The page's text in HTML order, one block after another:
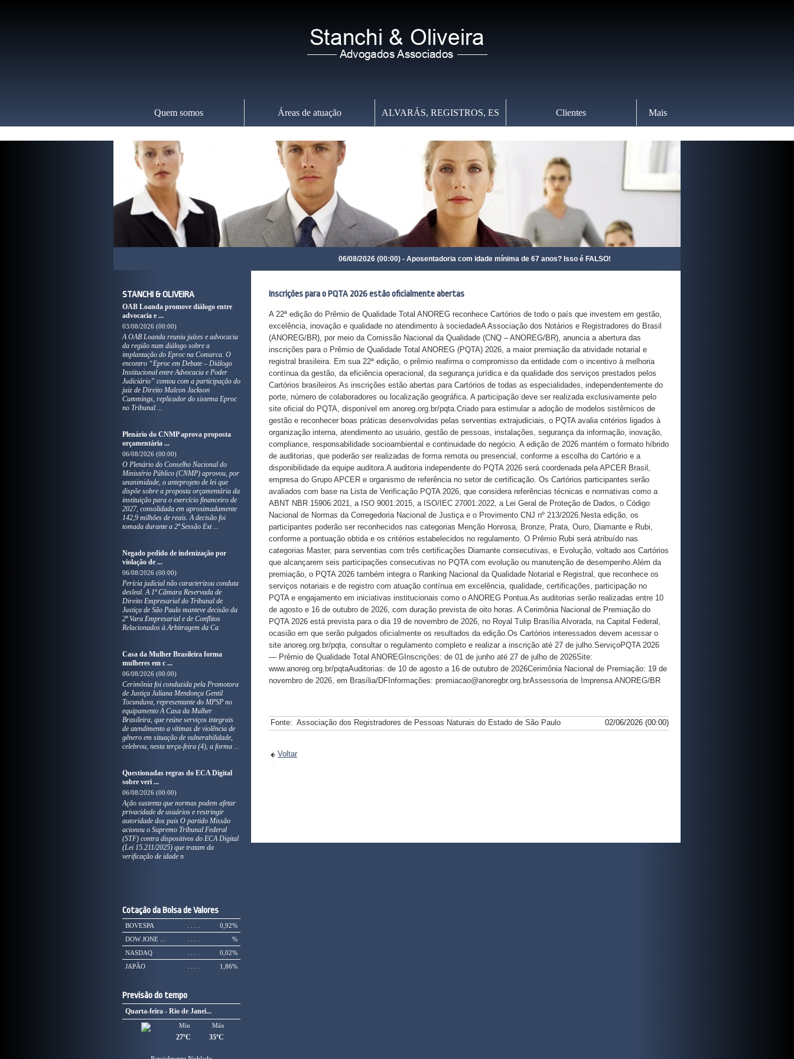
Quem somos Áreas de atuação ALVARÁS, REGISTROS, ES Clientes Mais
06/08/2026 (00:00) - Aposentadoria com idade mínima de 67 anos? Isso é FALSO!
STANCHI & OLIVEIRA
OAB Loanda promove diálogo entre
advocacia e ...
03/08/2026 (00:00)
A OAB Loanda reuniu juízes e advocacia
da região num diálogo sobre a
implantação do Eproc na Comarca. O
encontro “Eproc em Debate – Diálogo
Institucional entre Advocacia e Poder
Judiciário” contou com a participação do
juiz de Direito Malcon Jackson
Cummings, replicador do sistema Eproc
no Tribunal ...
Plenário do CNMP aprova proposta
orçamentária ...
06/08/2026 (00:00)
O Plenário do Conselho Nacional do
Ministério Público (CNMP) aprovou, por
unanimidade, o anteprojeto de lei que
dispõe sobre a proposta orçamentária da
instituição para o exercício financeiro de
2027, consolidada em aproximadamente
142,9 milhões de reais. A decisão foi
tomada durante a 2ª Sessão Ext ...
Negado pedido de indenização por
violação de ...
06/08/2026 (00:00)
Perícia judicial não caracterizou conduta
desleal. A 1ª Câmara Reservada de
Direito Empresarial do Tribunal de
Justiça de São Paulo manteve decisão da
2ª Vara Empresarial e de Conflitos
Relacionados à Arbitragem da Ca
Casa da Mulher Brasileira forma
mulheres em c ...
06/08/2026 (00:00)
Cerimônia foi conduzida pela Promotora
de Justiça Juliana Mendonça Gentil
Tocunduva, representante do MPSP no
equipamento A Casa da Mulher
Brasileira, que reúne serviços integrais
de atendimento a vítimas de violência de
gênero em situação de vulnerabilidade,
celebrou, nesta terça-feira (4), a forma ...
Questionadas regras do ECA Digital
sobre veri ...
06/08/2026 (00:00)
Ação sustenta que normas podem afetar
privacidade de usuários e restringir
autoridade dos pais O partido Missão
acionou o Supremo Tribunal Federal
(STF) contra dispositivos do ECA Digital
(Lei 15.211/2025) que tratam da
verificação de idade n
Cotação da Bolsa de Valores
BOVESPA 0,92%
DOW JONE ...
%
NASDAQ
0,02%
JAPÃO
1,86%
Previsão do tempo
Quarta-feira - Rio de Janei...
Máx
35ºC
Min
27ºC
Inscrições para o PQTA 2026 estão oficialmente abertas
A 22ª edição do Prêmio de Qualidade Total ANOREG reconhece Cartórios de todo o país que investem em gestão,
excelência, inovação e qualidade no atendimento à sociedadeA Associação dos Notários e Registradores do Brasil
(ANOREG/BR), por meio da Comissão Nacional da Qualidade (CNQ – ANOREG/BR), anuncia a abertura das
inscrições para o Prêmio de Qualidade Total ANOREG (PQTA) 2026, a maior premiação da atividade notarial e
registral brasileira. Em sua 22ª edição, o prêmio reafirma o compromisso da entidade com o incentivo à melhoria
contínua da gestão, da eficiência operacional, da segurança jurídica e da qualidade dos serviços prestados pelos
Cartórios brasileiros.As inscrições estão abertas para Cartórios de todas as especialidades, independentemente do
porte, número de colaboradores ou localização geográfica. A participação deve ser realizada exclusivamente pelo
site oficial do PQTA, disponível em anoreg.org.br/pqta.Criado para estimular a adoção de modelos sistêmicos de
gestão e reconhecer boas práticas desenvolvidas pelas serventias extrajudiciais, o PQTA avalia critérios ligados à
organização interna, atendimento ao usuário, gestão de pessoas, instalações, segurança da informação, inovação,
compliance, responsabilidade socioambiental e continuidade do negócio. A edição de 2026 mantém o formato híbrido
de auditorias, que poderão ser realizadas de forma remota ou presencial, conforme a escolha do Cartório e a
disponibilidade da equipe auditora.A auditoria independente do PQTA 2026 será coordenada pela APCER Brasil,
empresa do Grupo APCER e organismo de referência no setor de certificação. Os Cartórios participantes serão
avaliados com base na Lista de Verificação PQTA 2026, que considera referências técnicas e normativas como a
ABNT NBR 15906:2021, a ISO 9001:2015, a ISO/IEC 27001:2022, a Lei Geral de Proteção de Dados, o Código
Nacional de Normas da Corregedoria Nacional de Justiça e o Provimento CNJ nº 213/2026.Nesta edição, os
participantes poderão ser reconhecidos nas categorias Menção Honrosa, Bronze, Prata, Ouro, Diamante e Rubi,
conforme a pontuação obtida e os critérios estabelecidos no regulamento. O Prêmio Rubi será atribuído nas
categorias Master, para serventias com três certificações Diamante consecutivas, e Evolução, voltado aos Cartórios
que alcançarem seis participações consecutivas no PQTA com evolução ou manutenção de desempenho.Além da
premiação, o PQTA 2026 também integra o Ranking Nacional da Qualidade Notarial e Registral, que reconhece os
serviços notariais e de registro com atuação contínua em excelência, qualidade, certificações, participação no
PQTA e engajamento em iniciativas institucionais como o ANOREG Pontua.As auditorias serão realizadas entre 10
de agosto e 16 de outubro de 2026, com duração prevista de oito horas. A Cerimônia Nacional de Premiação do
PQTA 2026 está prevista para o dia 19 de novembro de 2026, no Royal Tulip Brasília Alvorada, na Capital Federal,
ocasião em que serão pulgados oficialmente os resultados da edição.Os Cartórios interessados devem acessar o
site anoreg.org.br/pqta, consultar o regulamento completo e realizar a inscrição até 27 de julho.ServiçoPQTA 2026
— Prêmio de Qualidade Total ANOREGInscrições: de 01 de junho até 27 de julho de 2026Site:
www.anoreg.org.br/pqtaAuditorias: de 10 de agosto a 16 de outubro de 2026Cerimônia Nacional de Premiação: 19 de
novembro de 2026, em Brasília/DFInformações: premiacao@anoregbr.org.brAssessoria de Imprensa ANOREG/BR
Fonte: Associação dos Registradores de Pessoas Naturais do Estado de São Paulo 02/06/2026 (00:00)
Voltar